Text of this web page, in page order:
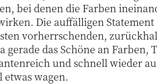
bei denen die Farben
Die auffälligen
vorherrschenden,
gerade das Schöne an
und schnell wieder
wagen.